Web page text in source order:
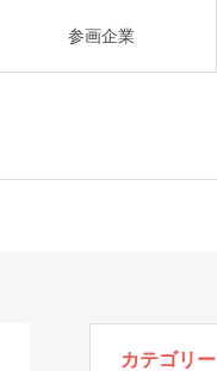
参画企業
カテゴリー